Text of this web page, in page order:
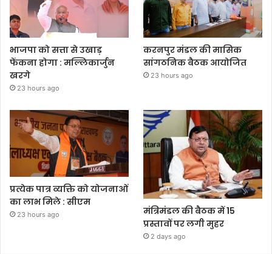
भाजपा को सत्ता से उखाड़
फेंकना होगा : मल्लिकार्जुन
खरगे
23 hours ago
करनपुर मंडल की मासिक
सांगठनिक बैठक आयोजित
23 hours ago
प्रत्येक पात्र व्यक्ति को योजनाओं
का लाभ मिले : सीएम
23 hours ago
मंत्रिमंडल की बैठक में 15
प्रस्तावों पर लगी मुहर
2 days ago